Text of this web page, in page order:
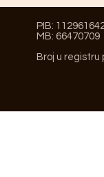
PIB:
MB: 66470709
Broj u registru